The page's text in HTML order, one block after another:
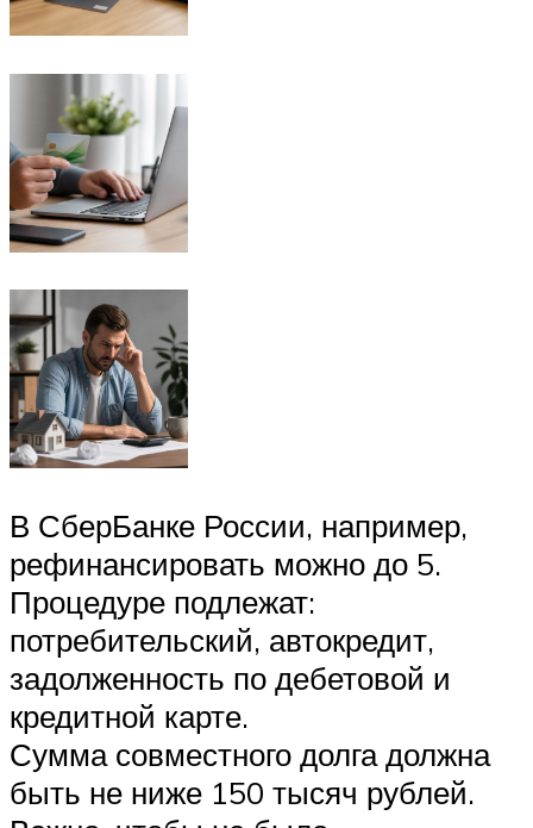
В СберБанке России, например,
рефинансировать можно до 5.
Процедуре подлежат:
потребительский, автокредит,
задолженность по дебетовой и
кредитной карте.
Сумма совместного долга должна
быть не ниже 150 тысяч рублей.